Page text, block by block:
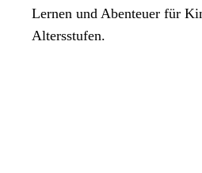
Lernen und Abenteuer für
Altersstufen.